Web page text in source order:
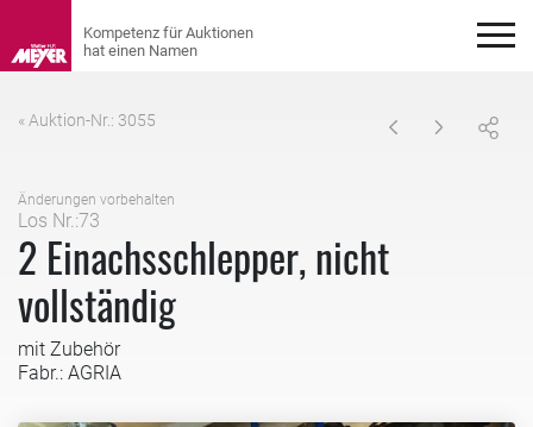
« Auktion-Nr.: 3055
Änderungen vorbehalten
Los Nr.:73
2 Einachsschlepper, nicht
vollständig
mit Zubehör
Fabr.: AGRIA